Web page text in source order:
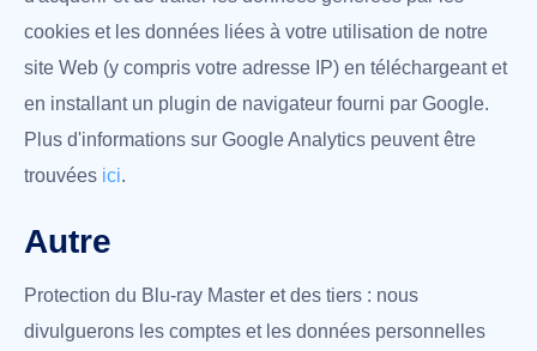
cookies et les données liées à votre utilisation de notre
site Web (y compris votre adresse IP) en téléchargeant et
en installant un plugin de navigateur fourni par Google.
Plus d'informations sur Google Analytics peuvent être
trouvées ici.
Autre
Protection du Blu-ray Master et des tiers : nous
divulguerons les comptes et les données personnelles